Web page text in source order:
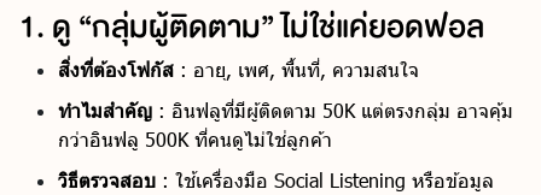
1. ดู “กลุ่มผู้ติดตาม” ไม่ใช่แค่ยอดฟอล
สิ่งที่ต้องโฟกัส : อายุ, เพศ, พื้นที่, ความสนใจ
ทำไมสำคัญ : อินฟลูที่มีผู้ติดตาม 50K แต่ตรงกลุ่ม อาจคุ้ม
กว่าอินฟลู 500K ที่คนดูไม่ใช่ลูกค้า
วิธีตรวจสอบ : ใช้เครื่องมือ Social Listening หรือข้อมูล